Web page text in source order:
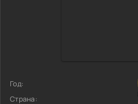
Год:
Страна: